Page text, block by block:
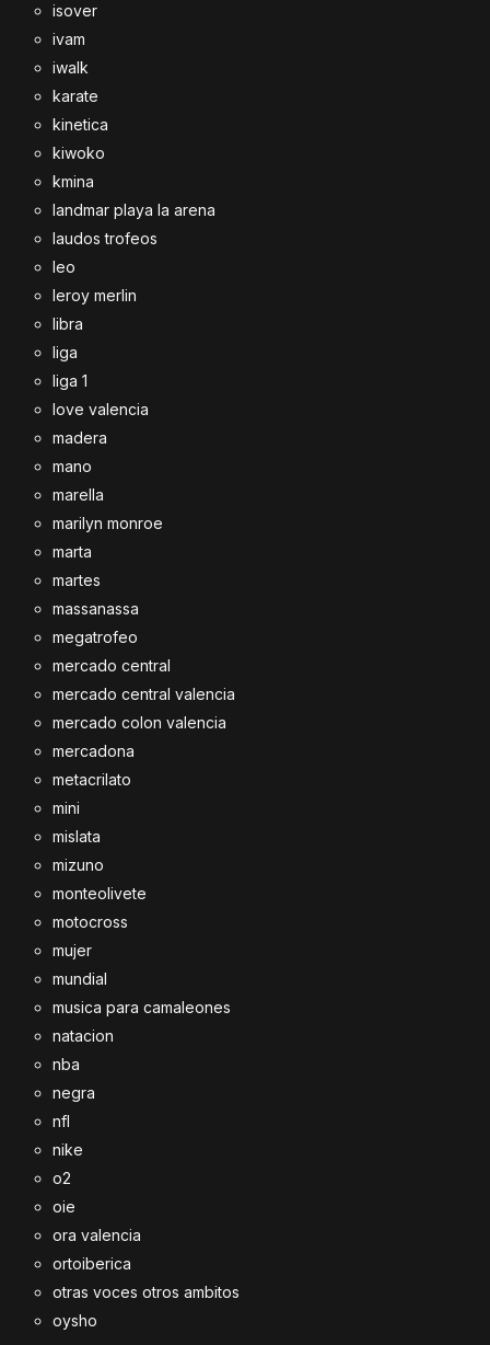
isover
ivam
iwalk
karate
kinetica
kiwoko
kmina
landmar playa la arena
laudos trofeos
leo
leroy merlin
libra
liga
liga 1
love valencia
madera
mano
marella
marilyn monroe
marta
martes
massanassa
megatrofeo
mercado central
mercado central valencia
mercado colon valencia
mercadona
metacrilato
mini
mislata
mizuno
monteolivete
motocross
mujer
mundial
musica para camaleones
natacion
nba
negra
nfl
nike
o2
oie
ora valencia
ortoiberica
otras voces otros ambitos
oysho